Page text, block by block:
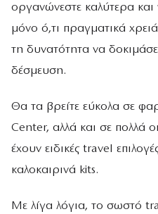
οργανώνεστε καλύτερα και
μόνο ό,τι πραγματικά
τη δυνατότητα να
δέσμευση.
Θα τα βρείτε εύκολα σε
Center, αλλά και σε πολλά
έχουν ειδικές travel
καλοκαιρινά kits.
Με λίγα λόγια, το σωστό